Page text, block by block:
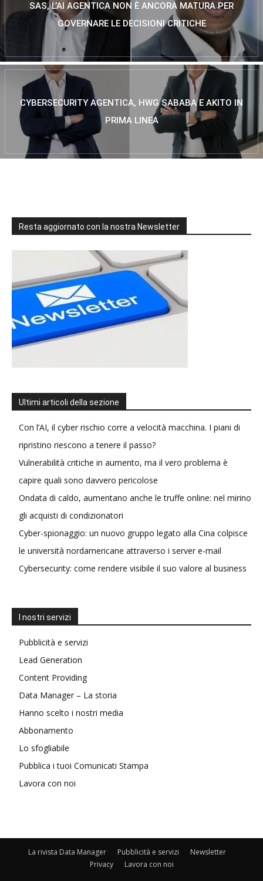
SAS, L’AI AGENTICA NON È ANCORA MATURA PER
GOVERNARE LE DECISIONI CRITICHE
CYBERSECURITY AGENTICA, HWG SABABA E AKITO IN
PRIMA LINEA
Resta aggiornato con la nostra Newsletter
Ultimi articoli della sezione
Con l’AI, il cyber rischio corre a velocità macchina. I piani di
ripristino riescono a tenere il passo?
Vulnerabilità critiche in aumento, ma il vero problema è
capire quali sono davvero pericolose
Ondata di caldo, aumentano anche le truffe online: nel mirino
gli acquisti di condizionatori
Cyber-spionaggio: un nuovo gruppo legato alla Cina colpisce
le università nordamericane attraverso i server e-mail
Cybersecurity: come rendere visibile il suo valore al business
I nostri servizi
Pubblicità e servizi
Lead Generation
Content Providing
Data Manager – La storia
Hanno scelto i nostri media
Abbonamento
Lo sfogliabile
Pubblica i tuoi Comunicati Stampa
Lavora con noi
La rivista Data Manager Pubblicità e servizi
Newsletter
Privacy
Lavora con noi